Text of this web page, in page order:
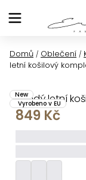
na
Domů / Oblečení /
letní košilový
Hnědý letní
New
Vyrobeno v EU
849 Kč